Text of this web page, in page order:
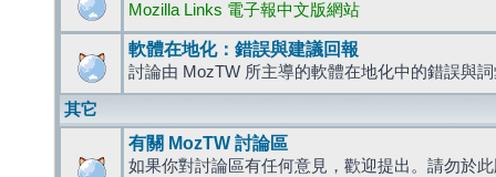
Mozilla Links 電子報中文版網站
軟體在地化：錯誤與建議回報
討論由 MozTW 所主導的軟體在地化中的錯誤與
其它
有關 MozTW 討論區
如果你對討論區有任何意見，歡迎提出。請勿於